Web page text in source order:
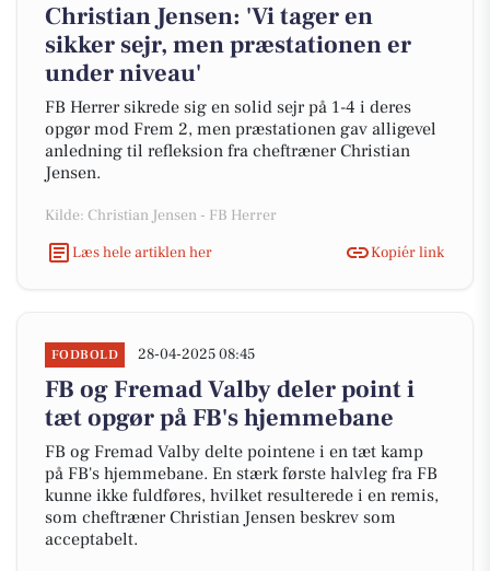
Christian Jensen: 'Vi tager en
sikker sejr, men præstationen er
under niveau'
FB Herrer sikrede sig en solid sejr på 1-4 i deres
opgør mod Frem 2, men præstationen gav alligevel
anledning til refleksion fra cheftræner Christian
Jensen.
Kilde: Christian Jensen - FB Herrer
Læs hele artiklen her
Kopiér link
FODBOLD 28-04-2025 08:45
FB og Fremad Valby deler point i
tæt opgør på FB's hjemmebane
FB og Fremad Valby delte pointene i en tæt kamp
på FB's hjemmebane. En stærk første halvleg fra FB
kunne ikke fuldføres, hvilket resulterede i en remis,
som cheftræner Christian Jensen beskrev som
acceptabelt.